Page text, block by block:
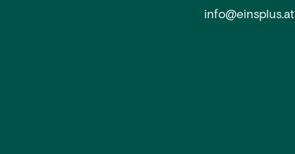
info@einsplus.at